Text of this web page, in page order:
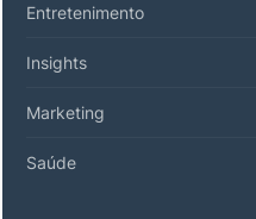
Entretenimento
Insights
Marketing
Saúde